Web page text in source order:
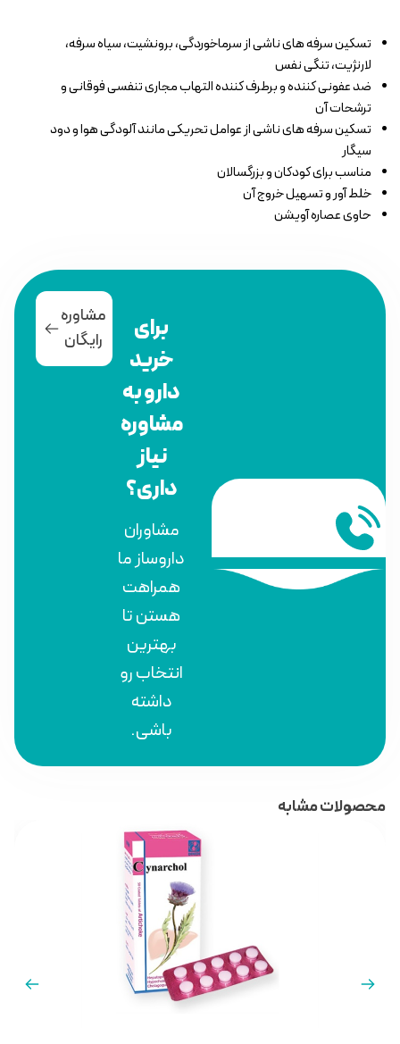
تسکین سرفه های ناشی از سرماخوردگی، برونشیت، سیاه سرفه،
لارنژیت، تنگی نفس
ضد عفونی کننده و برطرف کننده التهاب مجاری تنفسی فوقانی و
ترشحات آن
تسکین سرفه های ناشی از عوامل تحریکی مانند آلودگی هوا و دود
سیگار
مناسب برای کودکان و بزرگسالان
خلط آور و تسهیل خروج آن
حاوی عصاره آویشن
برای
خرید
دارو به
مشاوره
نیاز
داری؟
مشاوران
داروساز ما
همراهت
هستن تا
بهترین
انتخاب رو
داشته
باشی.
مشاوره
رایگان
محصولات مشابه